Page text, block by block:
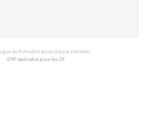
de formation propulsé par Dendreo,
ERP spécialisé pour les OF